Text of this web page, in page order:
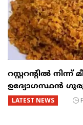
റസ്റ്ററന്റില്‍ നിന്ന്
ഉദ്യോഗസ്ഥന്‍
LATEST NEWS